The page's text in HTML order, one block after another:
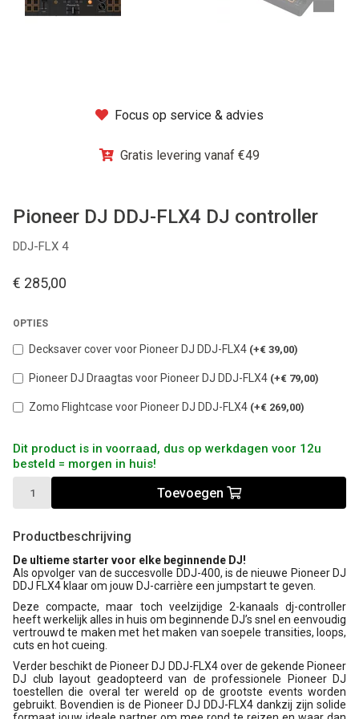
Focus op service & advies
Gratis levering vanaf €49
Pioneer DJ DDJ-FLX4 DJ controller
DDJ-FLX 4
€ 285,00
OPTIES
Decksaver cover voor Pioneer DJ DDJ-FLX4 (+€ 39,00)
Pioneer DJ Draagtas voor Pioneer DJ DDJ-FLX4 (+€ 79,00)
Zomo Flightcase voor Pioneer DJ DDJ-FLX4 (+€ 269,00)
Dit product is in voorraad, dus op werkdagen voor 12u
besteld = morgen in huis!
Toevoegen
Productbeschrijving
De ultieme starter voor elke beginnende DJ!
Als opvolger van de succesvolle DDJ-400, is de nieuwe Pioneer DJ
DDJ FLX4 klaar om jouw DJ-carrière een jumpstart te geven.
Deze compacte, maar toch veelzijdige 2-kanaals dj-controller
heeft werkelijk alles in huis om beginnende DJ’s snel en eenvoudig
vertrouwd te maken met het maken van soepele transities, loops,
cuts en hot cueing.
Verder beschikt de Pioneer DJ DDJ-FLX4 over de gekende Pioneer
DJ club layout geadopteerd van de professionele Pioneer DJ
toestellen die overal ter wereld op de grootste events worden
gebruikt. Bovendien is de Pioneer DJ DDJ-FLX4 dankzij zijn solide